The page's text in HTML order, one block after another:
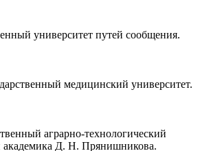
университет путей сообщения.
медицинский университет.
аграрно-технологический
академика Д. Н. Прянишникова.